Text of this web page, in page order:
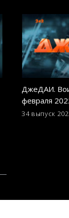
ДжеДАИ.
февраля
34 выпуск